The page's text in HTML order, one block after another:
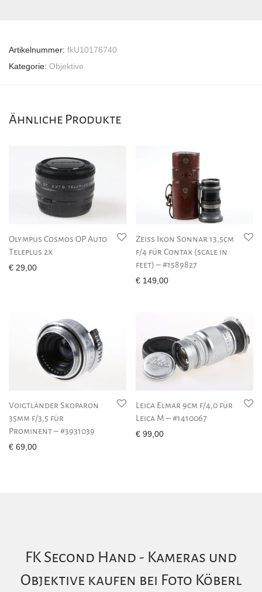
Artikelnummer: fkU10176740
Kategorie: Objektive
Ähnliche Produkte
Olympus Cosmos OP Auto
Teleplus 2x
€ 29,00
Zeiss Ikon Sonnar 13,5cm
f/4 für Contax (scale in
feet) – #1589827
€ 149,00
Voigtländer Skoparon
35mm f/3,5 für
Prominent – #3931039
€ 69,00
Leica Elmar 9cm f/4,0 für
Leica M – #1410067
€ 99,00
FK Second Hand - Kameras und
Objektive kaufen bei Foto Köberl